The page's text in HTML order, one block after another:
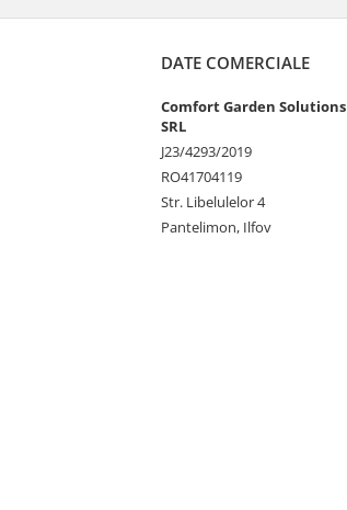
DATE COMERCIALE
Comfort Garden Solutions
SRL
J23/4293/2019
RO41704119
Str. Libelulelor 4
Pantelimon, Ilfov